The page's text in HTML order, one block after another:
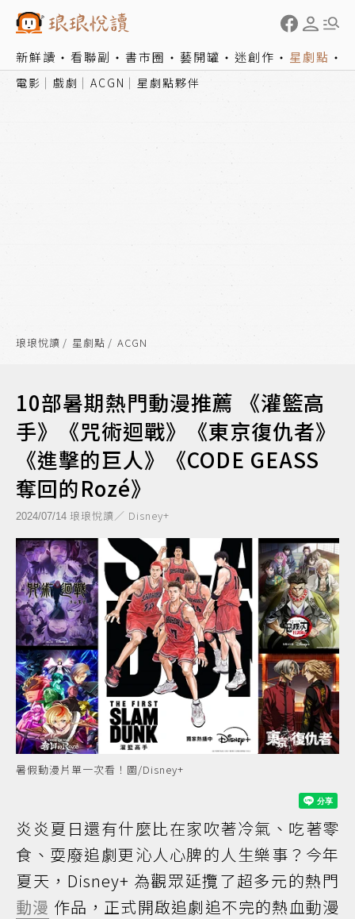
新鮮讀 看聯副 書市圈 藝開罐 迷創作 星劇點
電影 戲劇 ACGN 星劇點夥伴
琅琅悅讀 星劇點 ACGN
10部暑期熱門動漫推薦 《灌籃高
手》《咒術迴戰》《東京復仇者》
《進擊的巨人》《CODE GEASS
奪回的Rozé》
2024/07/14 琅琅悅讀／ Disney+
暑假動漫片單一次看！圖/Disney+
炎炎夏日還有什麼比在家吹著冷氣、吃著零
食、耍廢追劇更沁人心脾的人生樂事？今年
夏天，Disney+ 為觀眾延攬了超多元的熱門
動漫 作品，正式開啟追劇追不完的熱血動漫